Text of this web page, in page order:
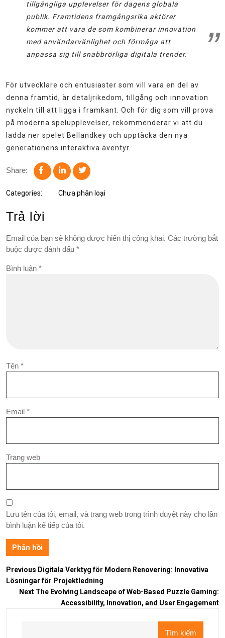
tillgängliga upplevelser för dagens globala
publik. Framtidens framgångsrika aktörer
kommer att vara de som kombinerar innovation
med användarvänlighet och förmåga att
anpassa sig till snabbrörliga digitala trender.
För utvecklare och entusiaster som vill vara en del av
denna framtid, är detaljrikedom, tillgång och innovation
nyckeln till att ligga i framkant. Och för dig som vill prova
på moderna spelupplevelser, rekommenderar vi att du
ladda ner spelet Bellandkey och upptäcka den nya
generationens interaktiva äventyr.
Share:
Categories: Chưa phân loại
Trả lời
Email của bạn sẽ không được hiển thị công khai. Các trường bắt
buộc được đánh dấu *
Bình luận *
Tên *
Email *
Trang web
Lưu tên của tôi, email, và trang web trong trình duyệt này cho lần
bình luận kế tiếp của tôi.
Previous Digitala Verktyg för Modern Renovering: Innovativa
Lösningar för Projektledning
Next The Evolving Landscape of Web-Based Puzzle Gaming:
Accessibility, Innovation, and User Engagement
Tìm kiếm